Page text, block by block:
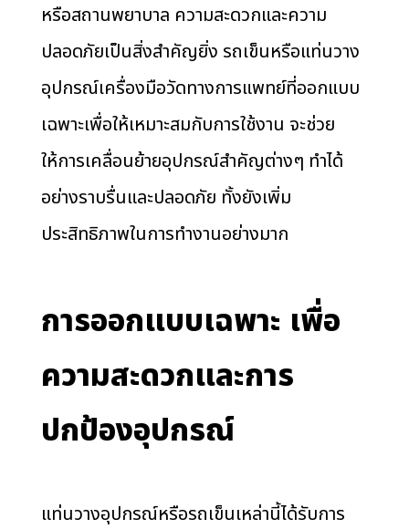
หรือสถานพยาบาล ความสะดวกและความ
ปลอดภัยเป็นสิ่งสำคัญยิ่ง รถเข็นหรือแท่นวาง
อุปกรณ์เครื่องมือวัดทางการแพทย์ที่ออกแบบ
เฉพาะเพื่อให้เหมาะสมกับการใช้งาน จะช่วย
ให้การเคลื่อนย้ายอุปกรณ์สำคัญต่างๆ ทำได้
อย่างราบรื่นและปลอดภัย ทั้งยังเพิ่ม
ประสิทธิภาพในการทำงานอย่างมาก
การออกแบบเฉพาะ เพื่อ
ความสะดวกและการ
ปกป้องอุปกรณ์
แท่นวางอุปกรณ์หรือรถเข็นเหล่านี้ได้รับการ